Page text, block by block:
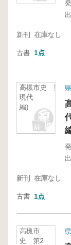
新刊 在庫なし
古書 1点
高槻市史 第5
現代
新刊 在庫なし
古書 1点
高槻市
史 第2